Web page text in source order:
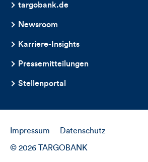
targobank.de
Newsroom
Karriere-Insights
Pressemitteilungen
Stellenportal
Impressum Datenschutz
© 2026 TARGOBANK